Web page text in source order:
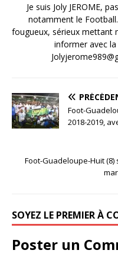
Je suis Joly JEROME,
notamment le
fougueux, sérieux mettant
informer avec
Foot-
2018-2019,
Foot-Guadeloupe-Huit
SOYEZ LE PREMIER À
Poster un